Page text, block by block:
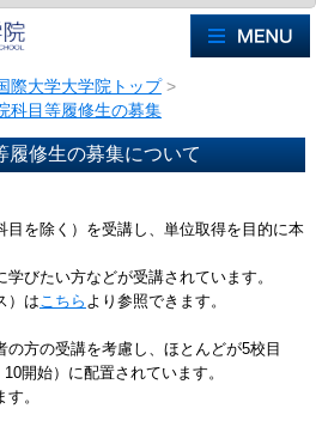
際大学大学院トップ >
科目等履修生の募集
履修生の募集について
目を除く）を受講し、単位取得を目的に本
びたい方などが受講されています。
）は こちら より参照できます。
の方の受講を考慮し、ほとんどが5校目
開始）に配置されています。
。